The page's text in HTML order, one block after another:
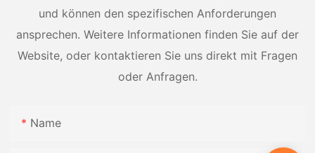
und können den spezifischen Anforderungen
ansprechen. Weitere Informationen finden Sie auf der
Website, oder kontaktieren Sie uns direkt mit Fragen
oder Anfragen.
Name